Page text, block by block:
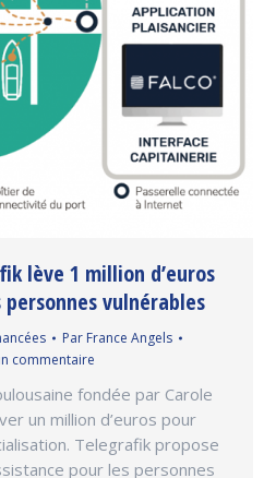
lève 1 million d’euros
vulnérables
Par France Angels
commentaire
fondée par Carole
un million d’euros pour
Telegrafik propose
pour les personnes